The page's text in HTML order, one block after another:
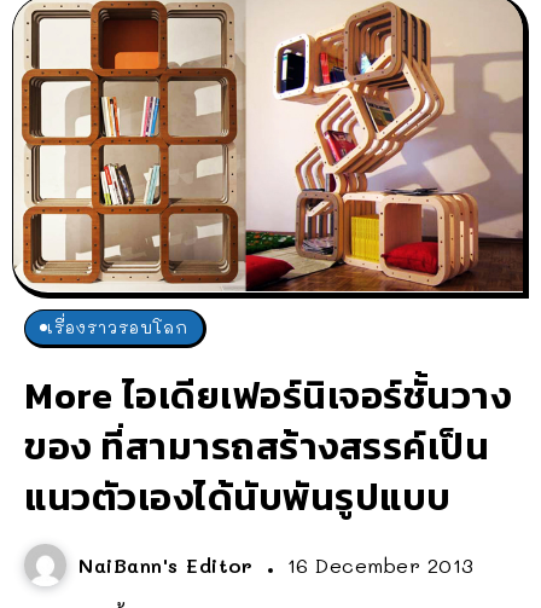
เรื่องราวรอบโลก
More ไอเดียเฟอร์นิเจอร์ชั้นวาง
ของ ที่สามารถสร้างสรรค์เป็น
แนวตัวเองได้นับพันรูปแบบ
NaiBann's Editor 16 December 2013